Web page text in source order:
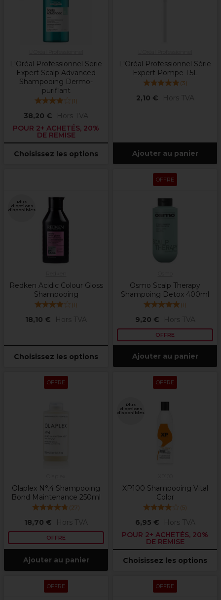
L'Oréal Professionnel Serie
Expert Scalp Advanced
Shampooing Dermo-
purifiant
(1)
38,20 €
Hors TVA
POUR 2+ ACHETÉS, 20%
DE REMISE
Choisissez les options
L'Oréal Professionnel Série
Expert Pompe 1.5L
(3)
2,10 € Hors TVA
Ajouter au panier
Plus
d'options
disponibles
Redken Acidic Colour Gloss
Shampooing
(1)
18,10 € Hors TVA
Choisissez les options
OFFRE
Osmo Scalp Therapy
Shampoing Detox 400ml
(1)
9,20 € Hors TVA
OFFRE
Ajouter au panier
OFFRE
Olaplex N°.4 Shampooing
Bond Maintenance 250ml
(27)
18,70 € Hors TVA
OFFRE
Ajouter au panier
OFFRE
Plus
d'options
disponibles
XP100 Shampooing Vital
Color
(5)
6,95 €
Hors TVA
POUR 2+ ACHETÉS, 20%
DE REMISE
Choisissez les options
OFFRE OFFRE